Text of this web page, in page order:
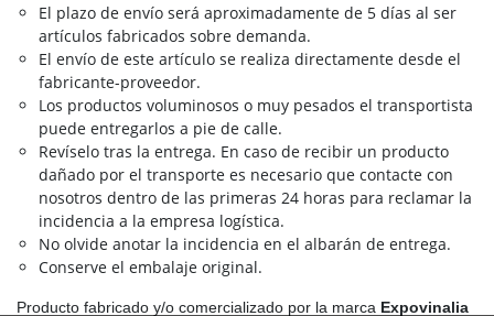
El plazo de envío será aproximadamente de 5 días al ser
artículos fabricados sobre demanda.
El envío de este artículo se realiza directamente desde el
fabricante-proveedor.
Los productos voluminosos o muy pesados el transportista
puede entregarlos a pie de calle.
Revíselo tras la entrega. En caso de recibir un producto
dañado por el transporte es necesario que contacte con
nosotros dentro de las primeras 24 horas para reclamar la
incidencia a la empresa logística.
No olvide anotar la incidencia en el albarán de entrega.
Conserve el embalaje original.
Producto fabricado y/o comercializado por la marca Expovinalia